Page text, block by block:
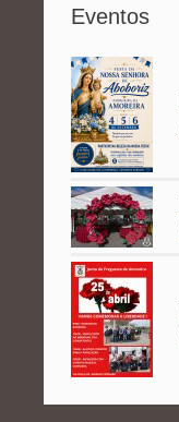
Eventos